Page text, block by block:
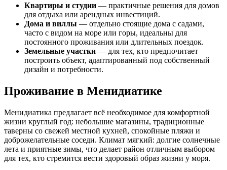
Квартиры и студии — практичные решения для домов
для отдыха или арендных инвестиций.
Дома и виллы — отдельно стоящие дома с садами,
часто с видом на море или горы, идеальны для
постоянного проживания или длительных поездок.
Земельные участки — для тех, кто предпочитает
построить объект, адаптированный под собственный
дизайн и потребности.
Проживание в Менидиатике
Менидиатика предлагает всё необходимое для комфортной
жизни круглый год: небольшие магазины, традиционные
таверны со свежей местной кухней, спокойные пляжи и
доброжелательные соседи. Климат мягкий: долгие солнечные
лета и приятные зимы, что делает район отличным выбором
для тех, кто стремится вести здоровый образ жизни у моря.